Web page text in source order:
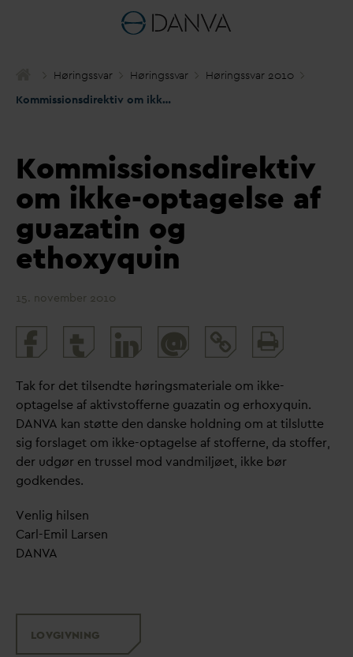
Høringssvar Høringssvar Høringssvar 2010
Kommissionsdirektiv om ikke-optagelse af guazatin og ethoxyquin
Kommissionsdirektiv
om ikke-optagelse af
guazatin og
ethoxyquin
15. november 2010
@
and
Tak for det tilsendte høringsmateriale om ikke-
optagelse af aktivstofferne guazatin og erhoxyquin.
DANVA kan støtte den danske holdning om at tilslutte
sig forslaget om ikke-optagelse af stofferne, da stoffer,
der udgør en trussel mod vandmiljøet, ikke bør
godkendes.
Venlig hilsen
Carl-Emil Larsen
DANVA
LOVGIVNING